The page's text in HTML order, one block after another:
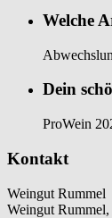
Welche
Dein
ProWein
Kontakt
Weingut Rummel
Weingut